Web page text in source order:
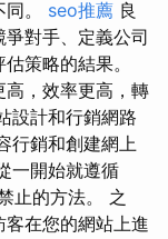
。 seo推薦 良
對手、定義公司
策略的結果。
高，效率更高，轉
設計和行銷網路
行銷和創建網上
一開始就遵循
止的方法。 之
在您的網站上進